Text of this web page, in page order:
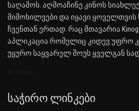
საღამოს. აღმოაჩინე კინოს
მიმოხილვები და იყავი ყოველთვის
ჩვენთან ერთად. რაც მთავარია
აპლიკაცია რომელიც კიდევ უფრო
უყურო საყვარელ შოუს ყველგან
Საჭირო Ლინკები